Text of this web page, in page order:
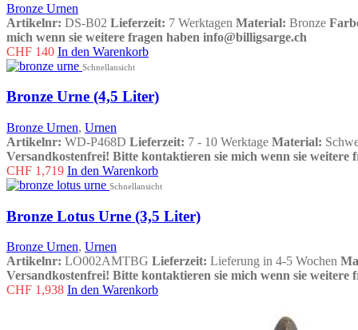
Bronze Urnen
Artikelnr: DS-B02 Lieferzeit: 7 Werktagen Material: Bronze
mich wenn sie weitere fragen haben info@billigsarge.ch
CHF 140 In den Warenkorb
Schnellansicht
Bronze Urne (4,5 Liter)
Bronze Urnen, Urnen
Artikelnr: WD-P468D Lieferzeit: 7 - 10 Werktage Material:
Versandkostenfrei! Bitte kontaktieren sie mich wenn sie weitere
CHF 1,719 In den Warenkorb
Schnellansicht
Bronze Lotus Urne (3,5 Liter)
Bronze Urnen, Urnen
Artikelnr: LO002AMTBG Lieferzeit: Lieferung in 4-5 Wochen
Versandkostenfrei! Bitte kontaktieren sie mich wenn sie weitere
CHF 1,938 In den Warenkorb